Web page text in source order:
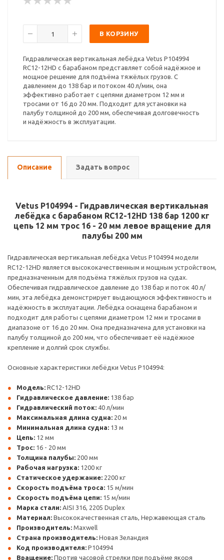
В КОРЗИНУ
Гидравлическая вертикальная лебёдка Vetus P104994
RC12-12HD с барабаном представляет собой надёжное и
мощное решение для подъёма тяжёлых грузов. С
давлением до 138 бар и потоком 40 л/мин, она
эффективно работает с цепями диаметром 12 мм и
тросами от 16 до 20 мм. Подходит для установки на
палубу толщиной до 200 мм, обеспечивая долговечность
и надёжность в эксплуатации.
Описание Задать вопрос
Vetus P104994 - Гидравлическая вертикальная
лебёдка с барабаном RC12-12HD 138 бар 1200 кг
цепь 12 мм трос 16 - 20 мм левое вращение для
палубы 200 мм
Гидравлическая вертикальная лебёдка Vetus P104994 модели
RC12-12HD является высококачественным и мощным устройством,
предназначенным для подъёма тяжёлых грузов на судах.
Обеспечивая гидравлическое давление до 138 бар и поток 40 л/
мин, эта лебёдка демонстрирует выдающуюся эффективность и
надёжность в эксплуатации. Лебёдка оснащена барабаном и
подходит для работы с цепями диаметром 12 мм и тросами в
диапазоне от 16 до 20 мм. Она предназначена для установки на
палубу толщиной до 200 мм, что обеспечивает её надёжное
крепление и долгий срок службы.
Основные характеристики лебёдки Vetus P104994:
Модель: RC12-12HD
Гидравлическое давление: 138 бар
Гидравлический поток: 40 л/мин
Максимальная длина судна: 20 м
Минимальная длина судна: 13 м
Цепь: 12 мм
Трос: 16 - 20 мм
Толщина палубы: 200 мм
Рабочая нагрузка: 1200 кг
Статическое удержание: 2200 кг
Скорость подъёма троса: 15 м/мин
Скорость подъёма цепи: 15 м/мин
Марка стали: AISI 316, 2205 Duplex
Материал: Высококачественная сталь, Нержавеющая сталь
Производитель: Maxwell
Страна производитель: Новая Зеландия
Код производителя: P104994
Вращение: Против часовой стрелки при подъёме якоря